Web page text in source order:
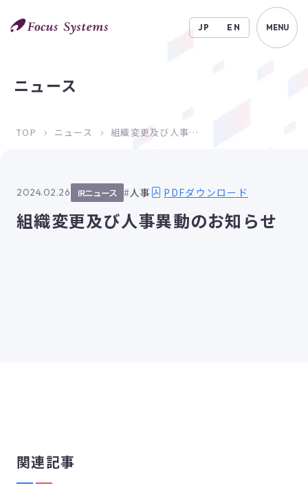
JP EN MENU
ニュース
TOP ニュース 組織変更及び人事異動のお知らせ
2024.02.26 IRニュース 人事 PDFダウンロード
組織変更及び人事異動のお知らせ
関連記事